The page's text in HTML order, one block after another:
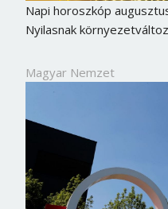
Napi horoszkóp
Nyilasnak
Magyar Nemzet